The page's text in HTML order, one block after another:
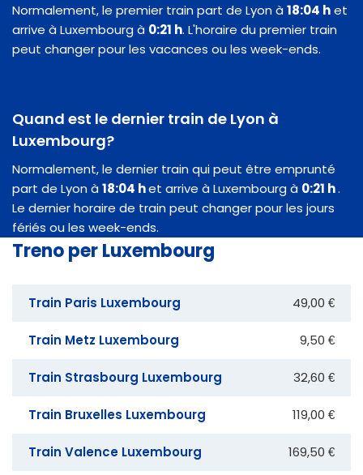
Normalement, le premier train part de Lyon à18:04 het
arrive à Luxembourg à 0:21 h. L'horaire du premier train
peut changer pour les vacances ou les week-ends.
Quand est le dernier train de Lyon à
Luxembourg?
Normalement, le dernier train qui peut être emprunté
part de Lyon à18:04 het arrive à Luxembourg à 0:21 h.
Le dernier horaire de train peut changer pour les jours
fériés ou les week-ends.
Treno per Luxembourg
Train Paris Luxembourg 49,00 €
Train Metz Luxembourg 9,50 €
Train Strasbourg Luxembourg 32,60 €
Train Bruxelles Luxembourg 119,00 €
Train Valence Luxembourg 169,50 €